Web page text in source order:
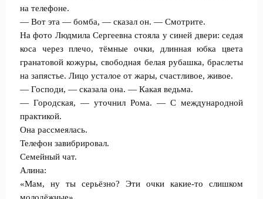
на телефоне.
— Вот эта — бомба, — сказал он. — Смотрите.
На фото Людмила Сергеевна стояла у синей двери: седая
коса через плечо, тёмные очки, длинная юбка цвета
гранатовой кожуры, свободная белая рубашка, браслеты
на запястье. Лицо усталое от жары, счастливое, живое.
— Господи, — сказала она. — Какая ведьма.
— Городская, — уточнил Рома. — С международной
практикой.
Она рассмеялась.
Телефон завибрировал.
Семейный чат.
Алина:
«Мам, ну ты серьёзно? Эти очки какие-то слишком